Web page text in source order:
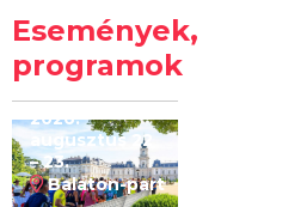
Események,
programok
Kilóméterek
2026
2026.
augusztus 22
– 23.
Balaton-part